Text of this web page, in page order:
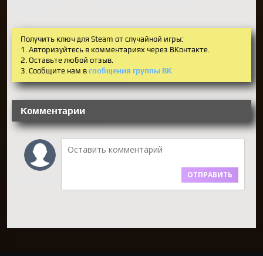
Получить ключ для Steam от случайной игры:
1. Авторизуйтесь в комментариях через ВКонтакте.
2. Оставьте любой отзыв.
3. Сообщите нам в сообщения группы ВК
Комментарии
ОТПРАВИТЬ